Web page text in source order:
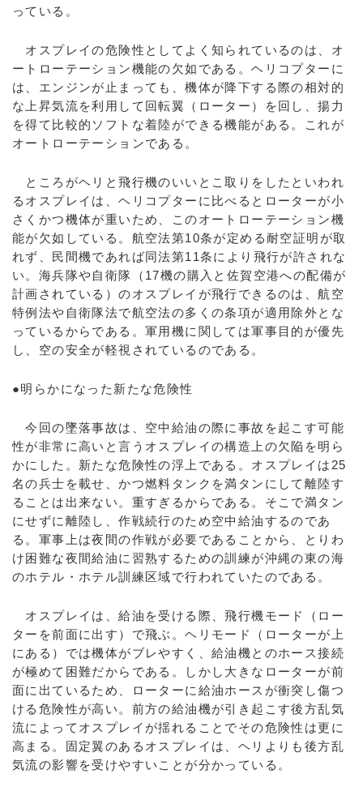
っている。
オスプレイの危険性としてよく知られているのは、オ
ートローテーション機能の欠如である。ヘリコプターに
は、エンジンが止まっても、機体が降下する際の相対的
な上昇気流を利用して回転翼（ローター）を回し、揚力
を得て比較的ソフトな着陸ができる機能がある。これが
オートローテーションである。
ところがヘリと飛行機のいいとこ取りをしたといわれ
るオスプレイは、ヘリコプターに比べるとローターが小
さくかつ機体が重いため、このオートローテーション機
能が欠如している。航空法第10条が定める耐空証明が取
れず、民間機であれば同法第11条により飛行が許されな
い。海兵隊や自衛隊（17機の購入と佐賀空港への配備が
計画されている）のオスプレイが飛行できるのは、航空
特例法や自衛隊法で航空法の多くの条項が適用除外とな
っているからである。軍用機に関しては軍事目的が優先
し、空の安全が軽視されているのである。
●明らかになった新たな危険性
今回の墜落事故は、空中給油の際に事故を起こす可能
性が非常に高いと言うオスプレイの構造上の欠陥を明ら
かにした。新たな危険性の浮上である。オスプレイは25
名の兵士を載せ、かつ燃料タンクを満タンにして離陸す
ることは出来ない。重すぎるからである。そこで満タン
にせずに離陸し、作戦続行のため空中給油するのであ
る。軍事上は夜間の作戦が必要であることから、とりわ
け困難な夜間給油に習熟するための訓練が沖縄の東の海
のホテル・ホテル訓練区域で行われていたのである。
オスプレイは、給油を受ける際、飛行機モード（ロー
ターを前面に出す）で飛ぶ。ヘリモード（ローターが上
にある）では機体がブレやすく、給油機とのホース接続
が極めて困難だからである。しかし大きなローターが前
面に出ているため、ローターに給油ホースが衝突し傷つ
ける危険性が高い。前方の給油機が引き起こす後方乱気
流によってオスプレイが揺れることでその危険性は更に
高まる。固定翼のあるオスプレイは、ヘリよりも後方乱
気流の影響を受けやすいことが分かっている。